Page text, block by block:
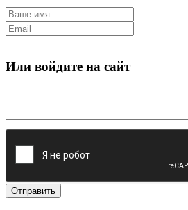
Или войдите на сайт